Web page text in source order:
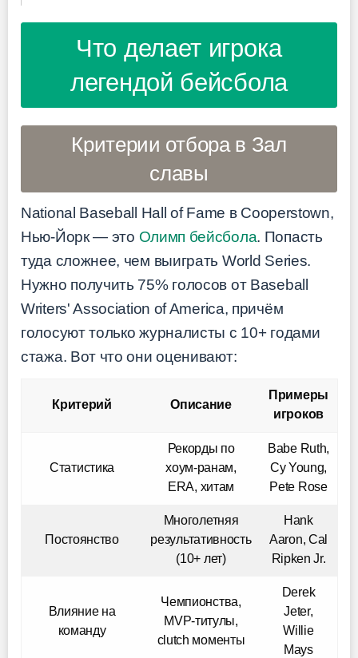
Что делает игрока
легендой бейсбола
Критерии отбора в Зал
славы
National Baseball Hall of Fame в Cooperstown,
Нью-Йорк — это Олимп бейсбола. Попасть
туда сложнее, чем выиграть World Series.
Нужно получить 75% голосов от Baseball
Writers' Association of America, причём
голосуют только журналисты с 10+ годами
стажа. Вот что они оценивают:
Критерий Описание
Примеры
игроков
Статистика
Рекорды по
хоум-ранам,
ERA, хитам
Babe Ruth,
Cy Young,
Pete Rose
Постоянство
Многолетняя
результативность
(10+ лет)
Hank
Aaron, Cal
Ripken Jr.
Влияние на
команду
Чемпионства,
MVP-титулы,
clutch моменты
Derek
Jeter,
Willie
Mays